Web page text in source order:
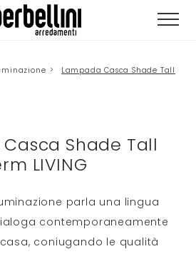
> Lampada Casca Shade Tall
Shade Tall
LIVING
parla una lingua
contemporaneamente
coniugando le qualità